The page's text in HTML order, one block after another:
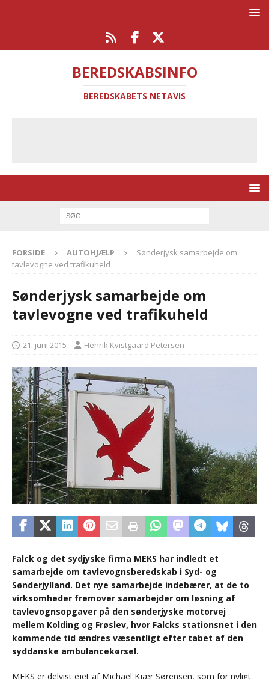
BEREDSKABSINFO
BEREDSKABETS NETAVIS
FORSIDE AUTOHJÆLP
Sønderjysk samarbejde om
tavlevogne ved trafikuheld
Sønderjysk samarbejde om
tavlevogne ved trafikuheld
21. juni 2015 Henrik Kvistgaard Petersen
Falck og det sydjyske firma MEKS har indledt et
samarbejde om tavlevognsberedskab i Syd- og
Sønderjylland. Det nye samarbejde indebærer, at de to
virksomheder fremover samarbejder om løsning af
tavlevognsopgaver på den sønderjyske motorvej
mellem Kolding og Frøslev, hvor Falcks stationsnet i den
kommende tid ændres væsentligt efter tabet af den
syddanske ambulancekørsel.
MEKS er delvist ejet af Michael Kjær Sørensen, som for nyligt